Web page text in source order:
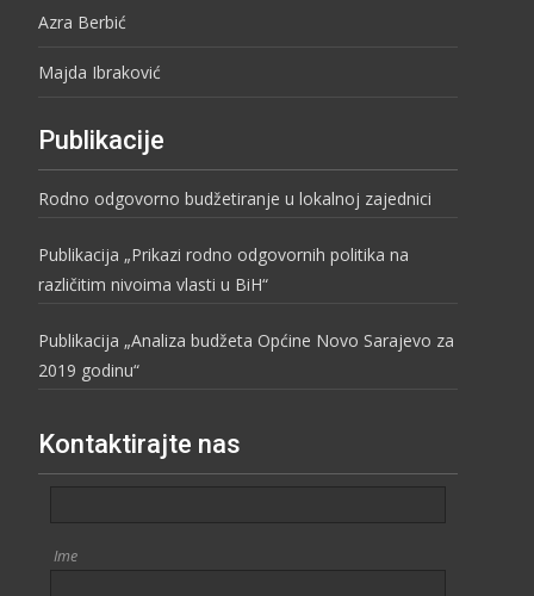
Azra Berbić
Majda Ibraković
Publikacije
Rodno odgovorno budžetiranje u lokalnoj zajednici
Publikacija „Prikazi rodno odgovornih politika na
različitim nivoima vlasti u BiH“
Publikacija „Analiza budžeta Općine Novo Sarajevo za
2019 godinu“
Kontaktirajte nas
Ime